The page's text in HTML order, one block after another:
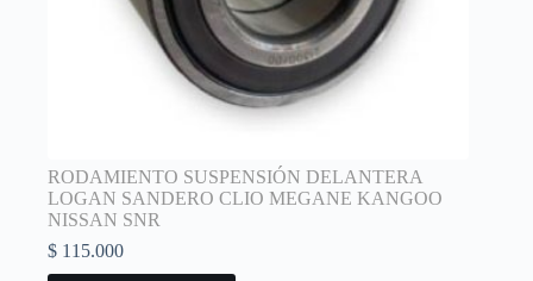
RODAMIENTO SUSPENSIÓN DELANTERA
LOGAN SANDERO CLIO MEGANE KANGOO
NISSAN SNR
$ 115.000